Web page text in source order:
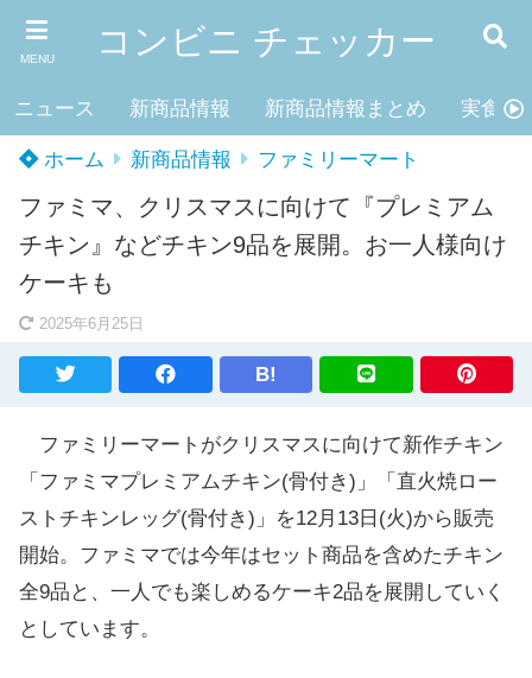
MENU コンビニ チェッカー
ニュース 新商品情報 新商品情報まとめ 実食レ
ホーム 新商品情報 ファミリーマート
ファミマ、クリスマスに向けて『プレミアム
チキン』などチキン9品を展開。お一人様向け
ケーキも
2025年6月25日
B!
ファミリーマートがクリスマスに向けて新作チキン
「ファミマプレミアムチキン(骨付き)」「直火焼ロー
ストチキンレッグ(骨付き)」を12月13日(火)から販売
開始。ファミマでは今年はセット商品を含めたチキン
全9品と、一人でも楽しめるケーキ2品を展開していく
としています。